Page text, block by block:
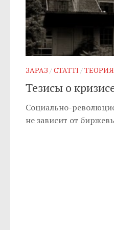
ЗАРАЗ /СТАТТІ /ТЕОРИЯ
Тезисы о
Социально-
не зависит от